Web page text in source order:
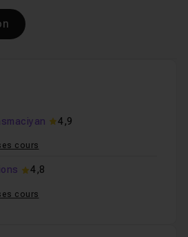
4,9
cours
4,8
cours